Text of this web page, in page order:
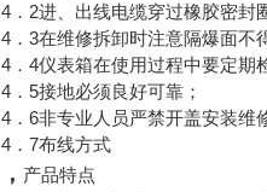
4．2进、出线电缆穿过橡胶密封
4．3在维修拆卸时注意隔爆面不
4．4仪表箱在使用过程中要定期
4．5接地必须良好可靠；
4．6非专业人员严禁开盖安装维
4．7布线方式
， 产品特点